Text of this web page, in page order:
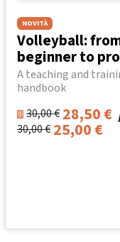
NOVITÀ
Volleyball:
beginner to
A teaching and
handbook
30,00€ 28,50€
30,00€ 25,00€